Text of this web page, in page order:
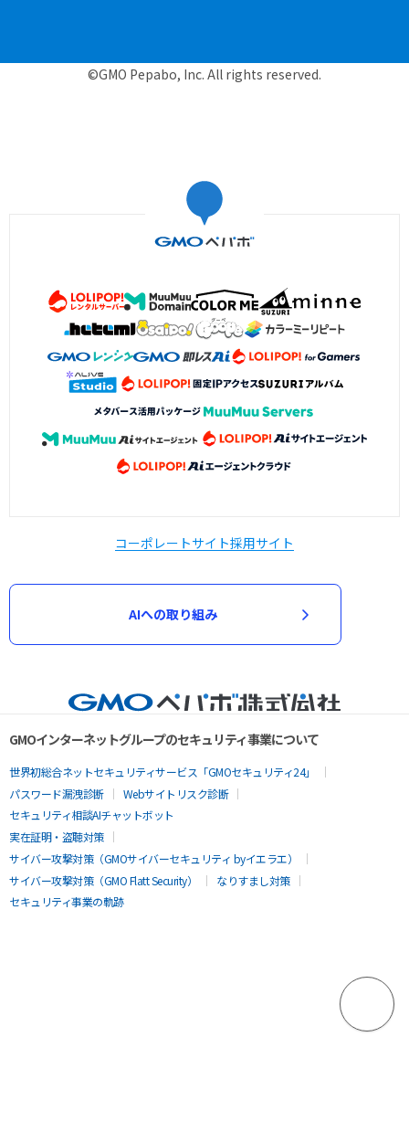
©GMO Pepabo, Inc. All rights reserved.
コーポレートサイト採用サイト
AIへの取り組み
GMOインターネットグループのセキュリティ事業について
世界初総合ネットセキュリティサービス「GMOセキュリティ24」
パスワード漏洩診断
Webサイトリスク診断
セキュリティ相談AIチャットボット
実在証明・盗聴対策
サイバー攻撃対策（GMOサイバーセキュリティ byイエラエ）
サイバー攻撃対策（GMO Flatt Security）
なりすまし対策
セキュリティ事業の軌跡